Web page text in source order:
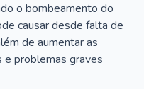
o bombeamento do
causar desde falta de
de aumentar as
e problemas graves